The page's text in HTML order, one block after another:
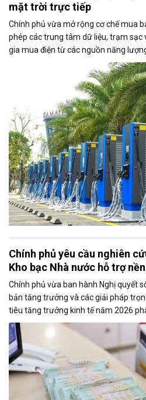
mặt trời trực tiếp
Chính phủ vừa mở rộng cơ chế mua
phép các trung tâm dữ liệu, trạm sạc
gia mua điện từ các nguồn năng
kỳ vọng thúc đẩy sử dụng điện
tăng của nền kinh tế số và quá trình
Chính phủ yêu cầu nghiên
Kho bạc Nhà nước hỗ trợ
Chính phủ vừa ban hành Nghị quyết
bản tăng trưởng và các giải pháp
tiêu tăng trưởng kinh tế năm 2026
với giữ vững ổn định kinh tế vĩ mô.
chú ý là nghiên cứu điều hành tiền
các ngân hàng thương mại để tăng
kinh tế.